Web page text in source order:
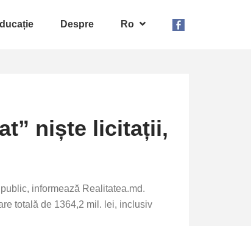
Despre Ro
niște licitații,
informează Realitatea.md.
totală de 1364,2 mil. lei, inclusiv